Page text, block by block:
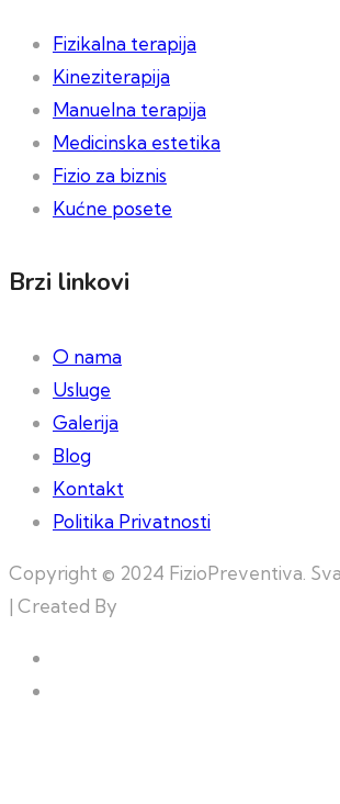
Fizikalna terapija
Kineziterapija
Manuelna terapija
Medicinska estetika
Fizio za biznis
Kućne posete
Brzi linkovi
O nama
Usluge
Galerija
Blog
Kontakt
Politika Privatnosti
Copyright © 2024 FizioPreventiva.
| Created By